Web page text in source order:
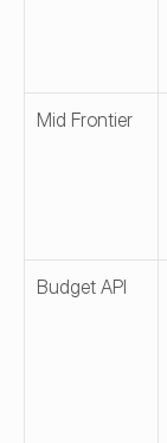
Mid Frontier
Budget API